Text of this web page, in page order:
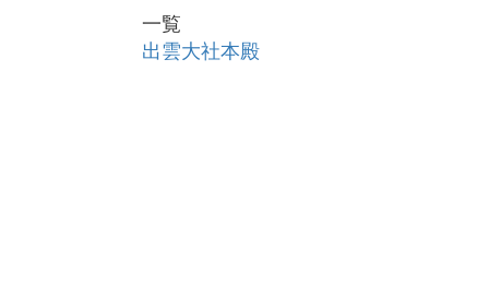
一覧
出雲大社本殿